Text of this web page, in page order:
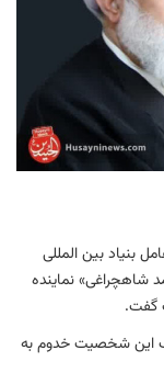
بنیاد بین المللی
شاهچراغی» نماینده
گفت.
این شخصیت خدوم به